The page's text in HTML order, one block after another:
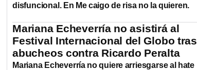
disfuncional. En Me caigo de risa no la quieren.
Mariana Echeverría no asistirá al
Festival Internacional del Globo tras
abucheos contra Ricardo Peralta
Mariana Echeverría no quiere arriesgarse al hate